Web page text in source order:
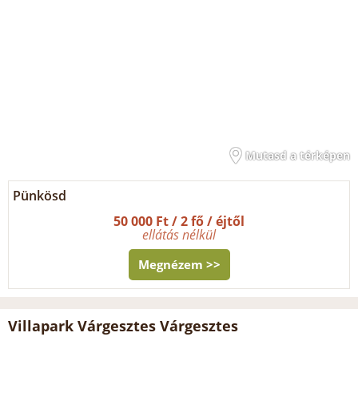
Mutasd a térképen
Pünkösd
50 000 Ft / 2 fő / éjtől
ellátás nélkül
Megnézem >>
Villapark Várgesztes Várgesztes